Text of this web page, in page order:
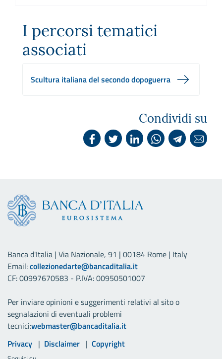
I percorsi tematici
associati
Scultura italiana del secondo dopoguerra
Condividi su
Banca d'Italia | Via Nazionale, 91 | 00184 Rome | Italy
Email:collezionedarte@bancaditalia.it
CF: 00997670583 - P.IVA: 00950501007
Per inviare opinioni e suggerimenti relativi al sito o
segnalazioni di eventuali problemi
tecnici:webmaster@bancaditalia.it
Link utili
Privacy Disclaimer Copyright